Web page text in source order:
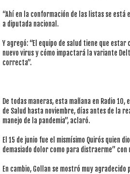
“Ahí en la conformación de las listas se
a diputada nacional.
Y agregó: “El equipo de salud tiene que
nuevo virus y cómo impactará la variante
correcta”.
De todas maneras, esta mañana en Radio
de Salud hasta noviembre, días antes de la
manejo de la pandemia”, aclaró.
El 15 de junio fue el mismísimo Quirós quien
demasiado dolor como para distraerme” con
En cambio, Gollan se mostró muy